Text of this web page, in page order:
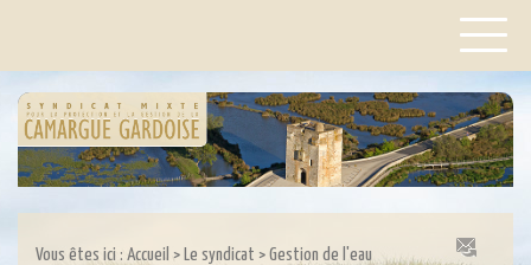
Vous êtes ici : Accueil > Le syndicat > Gestion de l'eau